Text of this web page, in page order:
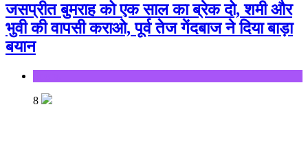
जसप्रीत बुमराह को एक साल का ब्रेक दो, शमी और
भुवी की वापसी कराओ, पूर्व तेज गेंदबाज ने दिया बाड़ा
बयान
8